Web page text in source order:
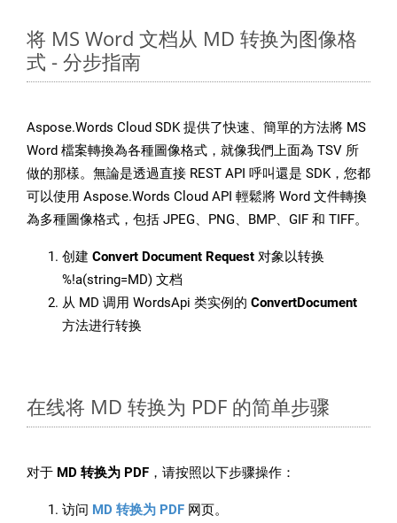
将 MS Word 文档从 MD 转换为图像格
式 - 分步指南
Aspose.Words Cloud SDK 提供了快速、簡單的方法將 MS
Word 檔案轉換為各種圖像格式，就像我們上面為 TSV 所
做的那樣。無論是透過直接 REST API 呼叫還是 SDK，您都
可以使用 Aspose.Words Cloud API 輕鬆將 Word 文件轉換
為多種圖像格式，包括 JPEG、PNG、BMP、GIF 和 TIFF。
创建 Convert Document Request 对象以转换
%!a(string=MD) 文档
从 MD 调用 WordsApi 类实例的 ConvertDocument
方法进行转换
在线将 MD 转换为 PDF 的简单步骤
对于 MD 转换为 PDF ，请按照以下步骤操作：
访问 MD 转换为 PDF 网页。